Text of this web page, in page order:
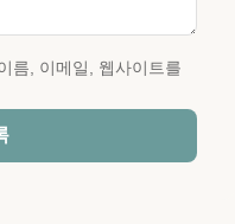
름, 이메일, 웹사이트를